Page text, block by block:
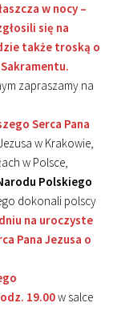
w nocy –
się na
także troską o
zapraszamy na
Serca Pana
w Krakowie,
w Polsce,
Polskiego
dokonali polscy
na uroczyste
Pana Jezusa o
19.00w salce